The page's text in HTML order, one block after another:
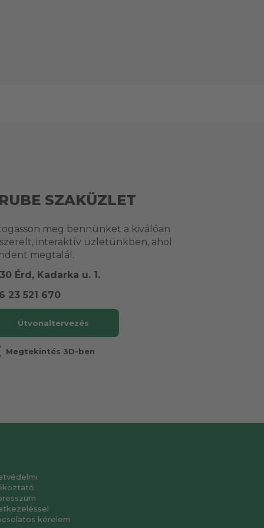
SZAKÜZLET
meg bennünket a kiválóan
interaktív üzletünkben, ahol
megtalál.
Érd, Kadarka u. 1.
23 521 670
Útvonaltervezés
Megtekintés 3D-ben
kérelem